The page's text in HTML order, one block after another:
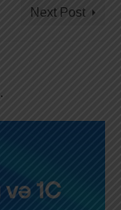
Next Post
.